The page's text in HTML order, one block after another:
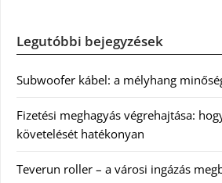
Legutóbbi bejegyzések
Subwoofer kábel: a mélyhang
Fizetési meghagyás végrehajtása:
követelését hatékonyan
Teverun roller – a városi ingázás